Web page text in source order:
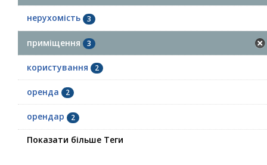
нерухомість 3
приміщення 3
користування 2
оренда 2
орендар 2
Показати більше Теги